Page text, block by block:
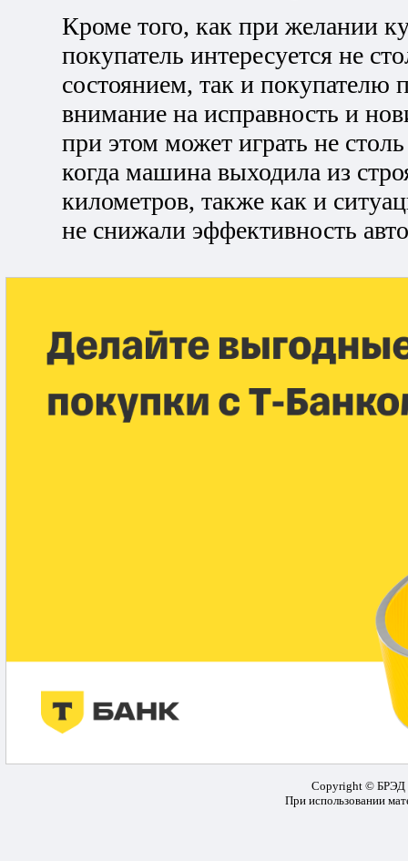
Кроме того, как при желании
покупатель интересуется не
состоянием, так и покупателю
внимание на исправность и
при этом может играть не
когда машина выходила из
километров, также как и
не снижали эффективность
Copyright © БРЭД
При использовании